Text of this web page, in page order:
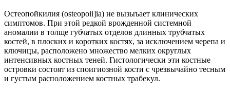
Остеопойкилия (osteopoii]ia) не вызыъает клинических
симптомов. При этой редкой врожденной системной
аномалии в толще губчатых отделов длинных трубчатых
костей, в плоских и коротких костях, за исключением черепа и
ключицы, расположено множество мелких округлых
интенсивных костных теней. Гистологически эти костные
островки состоят из споигиозной кости с чрезвычайно тесным
и густым расположением костных трабекул.